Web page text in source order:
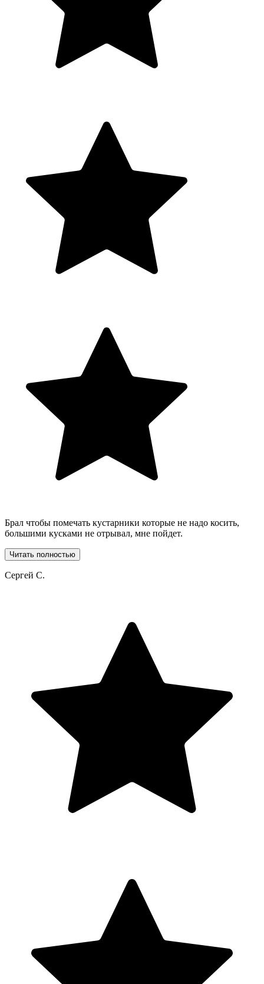
Брал чтобы помечать кустарники которые не надо косить,
большими кусками не отрывал, мне пойдет.
Читать полностью
Сергей С.